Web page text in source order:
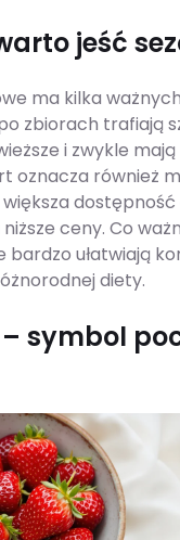
jeść
ma kilka
zbiorach trafiają
i zwykle
oznacza również
ceny. Co
bardzo ułatwiają
diety.
symbol